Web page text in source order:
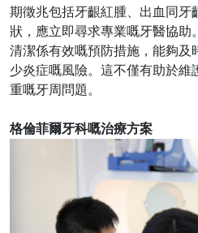
期徵兆包括牙齦紅腫、出血同牙
狀，應立即尋求專業嘅牙醫協助
清潔係有效嘅預防措施，能夠及
少炎症嘅風險。這不僅有助於維
重嘅牙周問題。
格倫菲爾牙科嘅治療方案